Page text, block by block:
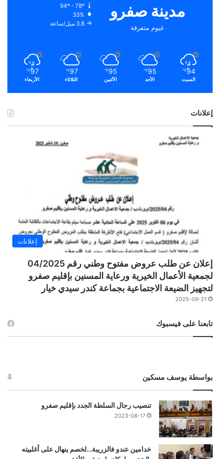
مدينة صفرو
غيوم متفرقة
94º - 78º
33%
3.8 ميل/ساعة
94
℉
السبت
95
℉
الأحد
95
℉
الأثنين
97
℉
الثلاثاء
97
℉
الأربعاء
إعلانات
إعلانات
إعلان عن طلب عروض مفتوح وطني رقم 04/2025
لجمعية الأعمال الخيرية ورعاية المسنين بإقليم صفرو
لتجهيز الضيعة الاجتماعية بجماعة كندر سيدي خيار
2025-09-21
تابعنا على فيسبوك
بواسطة يوسف مسكين
تنصيب رجال السلطة الجدد بإقليم صفرو
2023-08-17
خدامين عندو فالزريبة…لخصم ينهال على أغلبيته